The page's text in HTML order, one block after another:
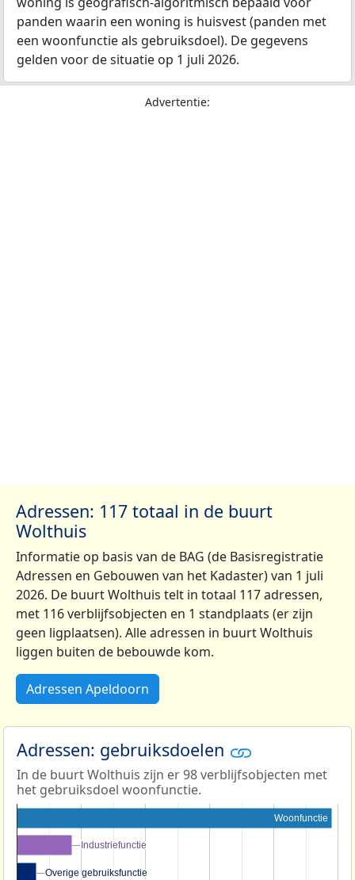
panden waarin een woning is huisvest (panden met
een woonfunctie als gebruiksdoel). De gegevens
gelden voor de situatie op 1 juli 2026.
Advertentie:
Adressen: 117 totaal in de buurt
Wolthuis
Informatie op basis van de BAG (de Basisregistratie
Adressen en Gebouwen van het Kadaster) van 1 juli
2026. De buurt Wolthuis telt in totaal 117 adressen,
met 116 verblijfsobjecten en 1 standplaats (er zijn
geen ligplaatsen). Alle adressen in buurt Wolthuis
liggen buiten de bebouwde kom.
Adressen Apeldoorn
Adressen: gebruiksdoelen
In de buurt Wolthuis zijn er 98 verblijfsobjecten met
het gebruiksdoel woonfunctie.
Woonfunctie
Industriefunctie
Industriefunctie
Overige gebruiksfunctie
Overige gebruiksfunctie